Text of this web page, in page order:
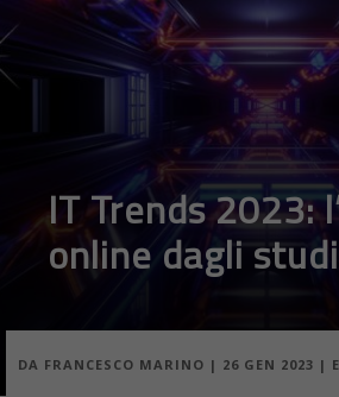
Le 12 app
per Android di
può fare a meno
SOFTWARE
la lista delle migliori e più utili app
Google Play Store ha da offrire.